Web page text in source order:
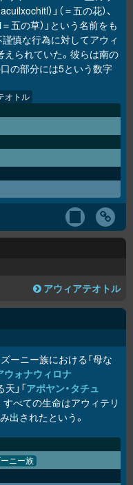
）」（＝五の花）、
五の草）」という名前をも
慎な行為に対してアウィ
られていた。彼らは南の
の部分には5という数字
オトル
アウィアテオトル
ーニー族における「母な
ウォナウィロナ
」「アポヤン・タチュ
すべての生命はアウィテリ
出されたという。
ニー族